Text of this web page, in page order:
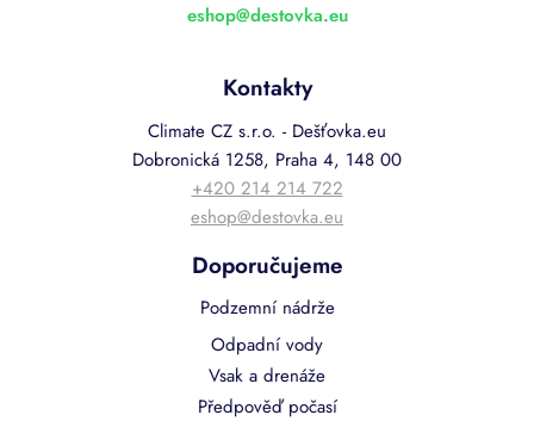
eshop@destovka.eu
Kontakty
Climate CZ s.r.o. - Dešťovka.eu
Dobronická 1258, Praha 4, 148 00
+420 214 214 722
eshop@destovka.eu
Doporučujeme
Podzemní nádrže
Odpadní vody
Vsak a drenáže
Předpověď počasí